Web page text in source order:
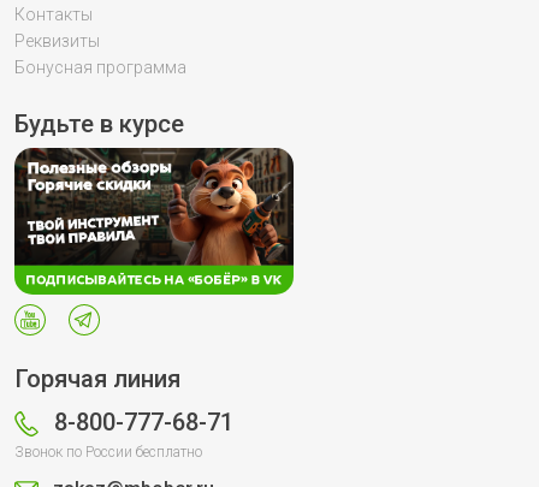
Контакты
Реквизиты
Бонусная программа
Будьте в курсе
Горячая линия
8-800-777-68-71
Звонок по России бесплатно